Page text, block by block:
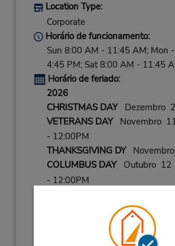
Location Type:
Corporate
Horário de funcionamento:
Sun 8:00 AM - 11:45 AM; Mon
4:45 PM; Sat 8:00 AM - 11:45
Horário de feriado:
2026
CHRISTMAS DAYDezembro
VETERANS DAYNovembro
- 12:00PM
THANKSGIVING DY
COLUMBUS DAYOutubro 12
- 12:00PM
Dezembro
THANKSGVNG HLDY